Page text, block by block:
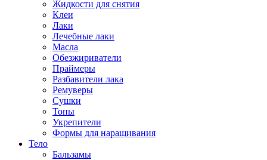
Жидкости для снятия
Клеи
Лаки
Лечебные лаки
Масла
Обезжириватели
Праймеры
Разбавители лака
Ремуверы
Сушки
Топы
Укрепители
Формы для наращивания
Тело
Бальзамы